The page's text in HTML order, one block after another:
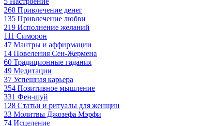
268 Привлечение денег
135 Привлечение любви
219 Исполнение желаний
111 Симорон
47 Мантры и аффирмации
14 Повеления Сен-Жермена
60 Традиционные гадания
49 Медитации
37 Успешная карьера
354 Позитивное мышление
331 Фен-шуй
128 Статьи и ритуалы для женщин
33 Молитвы Джозефа Мэрфи
74 Исцеление